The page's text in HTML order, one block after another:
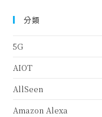
分類
5G
AIOT
AllSeen
Amazon Alexa